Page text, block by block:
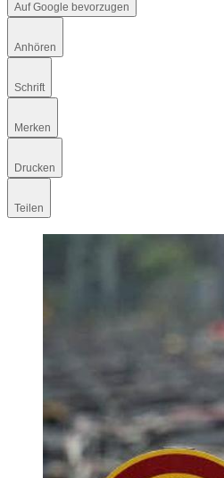
Auf Google bevorzugen
Anhören
Schrift
Merken
Drucken
Teilen